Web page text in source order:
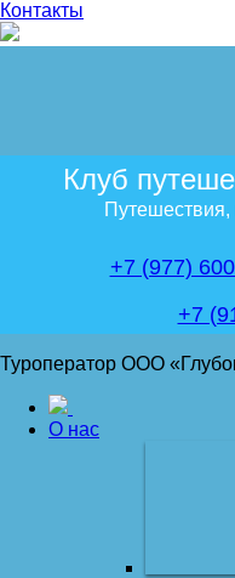
Контакты
Клуб
+7 (977)
+7
Туроператор ООО
О нас